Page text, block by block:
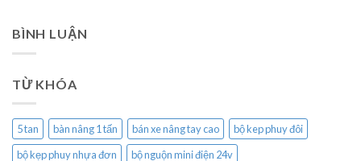
BÌNH LUẬN
TỪ KHÓA
5 tan bàn nâng 1 tấn bán xe nâng tay cao
bộ kep phuy đôi
bộ kẹp phuy nhựa đơn
bộ nguộn mini điện 24v